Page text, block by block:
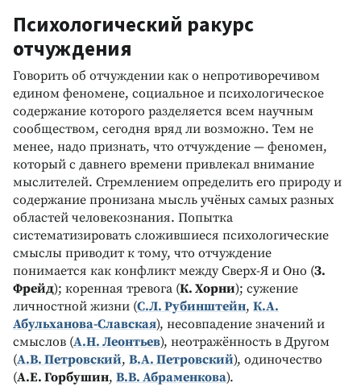
Психологический ракурс
отчуждения
Говорить об отчуждении как о непротиворечивом
едином феномене, социальное и психологическое
содержание которого разделяется всем научным
сообществом, сегодня вряд ли возможно. Тем не
менее, надо признать, что отчуждение — феномен,
который с давнего времени привлекал внимание
мыслителей. Стремлением определить его природу и
содержание пронизана мысль учёных самых разных
областей человекознания. Попытка
систематизировать сложившиеся психологические
смыслы приводит к тому, что отчуждение
понимается как конфликт между Сверх-Я и Оно (З.
Фрейд); коренная тревога (К. Хорни); сужение
личностной жизни (С.Л. Рубинштейн, К.А.
Абульханова-Славская), несовпадение значений и
смыслов (А.Н. Леонтьев), неотражённость в Другом
(А.В. Петровский, В.А. Петровский), одиночество
(А.Е. Горбушин, В.В. Абраменкова).